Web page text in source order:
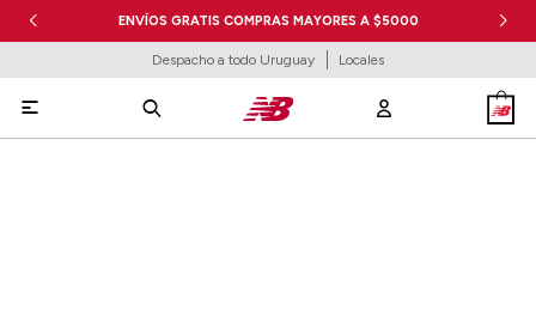
ENVÍOS GRATIS COMPRAS MAYORES A $5000
Despacho a todo Uruguay Locales
